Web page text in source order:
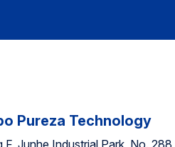
Pureza Technology
F, Junhe Industrial Park, No. 288